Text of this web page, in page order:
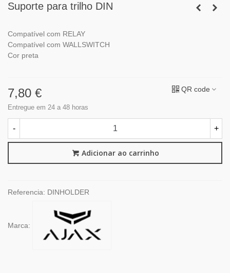
Suporte para trilho DIN
Compatível com RELAY
Compatível com WALLSWITCH
Cor preta
7,80 €
Entregue em 24 a 48 horas
QR code
- +
Adicionar ao carrinho
Referencia: DINHOLDER
Marca: